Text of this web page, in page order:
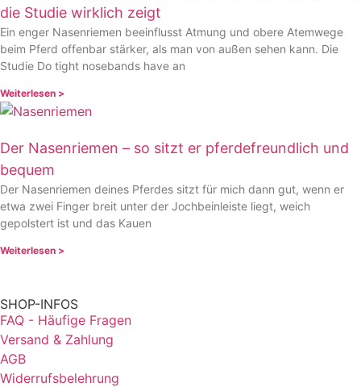
die Studie wirklich zeigt
Ein enger Nasenriemen beeinflusst Atmung und obere Atemwege
beim Pferd offenbar stärker, als man von außen sehen kann. Die
Studie Do tight nosebands have an
Weiterlesen >
Der Nasenriemen – so sitzt er pferdefreundlich und
bequem
Der Nasenriemen deines Pferdes sitzt für mich dann gut, wenn er
etwa zwei Finger breit unter der Jochbeinleiste liegt, weich
gepolstert ist und das Kauen
Weiterlesen >
SHOP-INFOS
FAQ - Häufige Fragen
Versand & Zahlung
AGB
Widerrufsbelehrung